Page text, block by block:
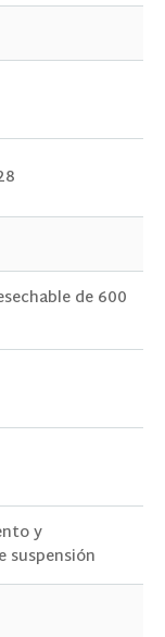
de 600
y
suspensión